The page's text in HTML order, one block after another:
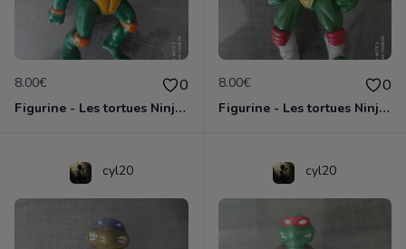
8.00€ 0
Figurine - Les tortues Ninja - Michaelangelo
8.00€ 0
Figurine - Les tortues Ninja - Raphael
cyl20 cyl20